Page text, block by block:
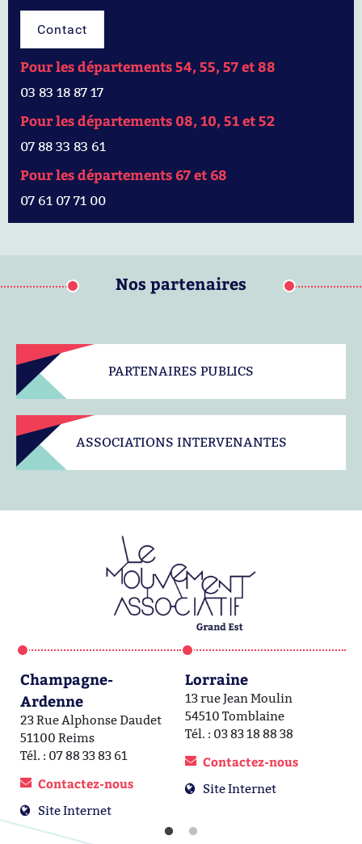
Contact
Pour les départements 54, 55, 57 et 88
03 83 18 87 17
Pour les départements 08, 10, 51 et 52
07 88 33 83 61
Pour les départements 67 et 68
07 61 07 71 00
Nos partenaires
PARTENAIRES PUBLICS
ASSOCIATIONS INTERVENANTES
Champagne-
Ardenne
23 Rue Alphonse Daudet
51100 Reims
Tél. : 07 88 33 83 61
Contactez-nous
Site Internet
Lorraine
13 rue Jean Moulin
54510 Tomblaine
Tél. : 03 83 18 88 38
Contactez-nous
Site Internet